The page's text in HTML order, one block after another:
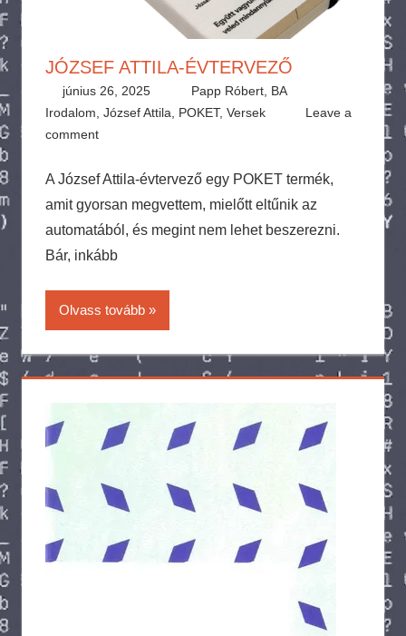
JÓZSEF ATTILA-ÉVTERVEZŐ
június 26, 2025
Papp Róbert, BA
Irodalom, József Attila, POKET, Versek
Leave a
comment
A József Attila-évtervező egy POKET termék,
amit gyorsan megvettem, mielőtt eltűnik az
automatából, és megint nem lehet beszerezni.
Bár, inkább
Olvass tovább